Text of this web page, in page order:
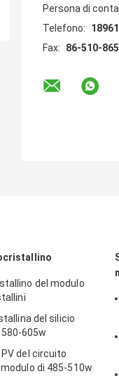
Persona di
Telefono:
Fax:
86-510-
del modulo
del silicio
605w
del circuito
di 485-510w